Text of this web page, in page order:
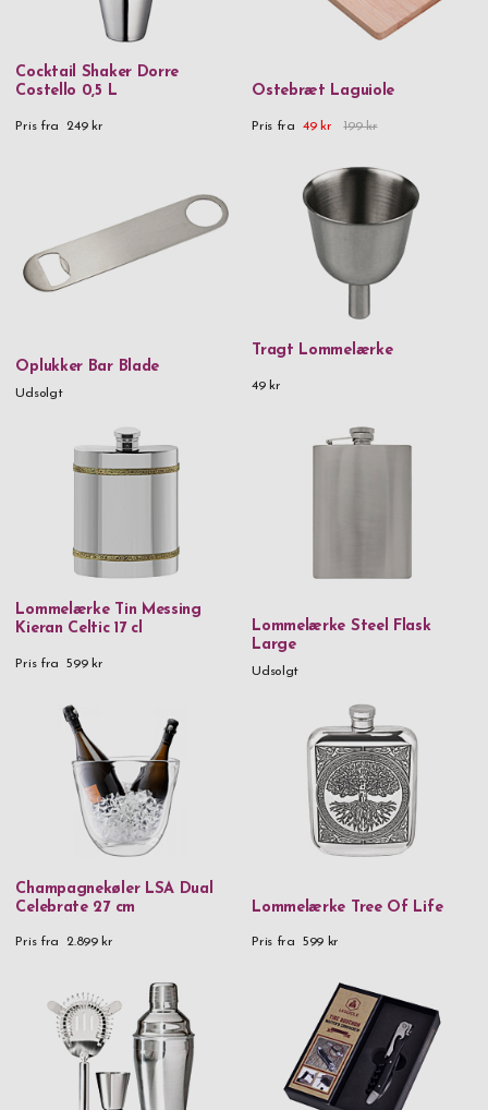
Cocktail Shaker Dorre
Costello 0,5 L
Pris fra 249 kr
Ostebræt Laguiole
Pris fra 49 kr 199 kr
Oplukker Bar Blade
Udsolgt
Tragt Lommelærke
49 kr
Lommelærke Tin Messing
Kieran Celtic 17 cl
Pris fra 599 kr
Lommelærke Steel Flask
Large
Udsolgt
Champagnekøler LSA Dual
Celebrate 27 cm
Pris fra 2.899 kr
Lommelærke Tree Of Life
Pris fra 599 kr